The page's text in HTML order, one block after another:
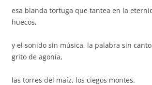
esa blanda tortuga que tantea en la
huecos,
y el sonido sin música, la palabra sin
grito de agonía,
las torres del maíz, los ciegos montes.